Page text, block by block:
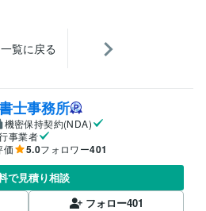
一覧に戻る
士事務所
機密保持契約(NDA)
事業者
価 5.0フォロワー401
で見積り相談
フォロー401